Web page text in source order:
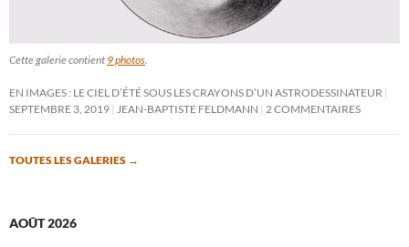
Cette galerie contient 9 photos.
EN IMAGES : LE CIEL D’ÉTÉ SOUS LES CRAYONS D’UN ASTRODESSINATEUR
SEPTEMBRE 3, 2019 JEAN-BAPTISTE FELDMANN 2 COMMENTAIRES
TOUTES LES GALERIES →
AOÛT 2026